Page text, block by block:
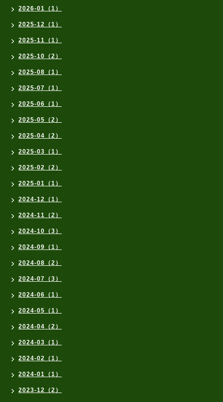
2026-01（1）
2025-12（1）
2025-11（1）
2025-10（2）
2025-08（1）
2025-07（1）
2025-06（1）
2025-05（2）
2025-04（2）
2025-03（1）
2025-02（2）
2025-01（1）
2024-12（1）
2024-11（2）
2024-10（3）
2024-09（1）
2024-08（2）
2024-07（3）
2024-06（1）
2024-05（1）
2024-04（2）
2024-03（1）
2024-02（1）
2024-01（1）
2023-12（2）